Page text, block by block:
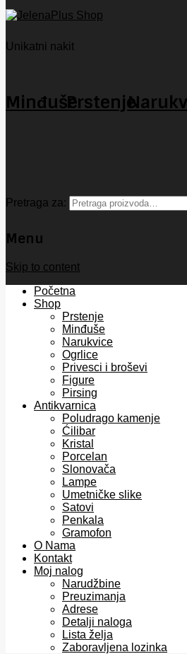
Unikatni nakit
MinđušePrstenje
Pretraga za:
Menu
Skip to content
Početna
Shop
Prstenje
Minđuše
Narukvice
Ogrlice
Privesci i broševi
Figure
Pirsing
Antikvarnica
Poludrago kamenje
Ćilibar
Kristal
Porcelan
Slonovača
Lampe
Umetničke slike
Satovi
Penkala
Gramofon
O Nama
Kontakt
Moj nalog
Narudžbine
Preuzimanja
Adrese
Detalji naloga
Lista želja
Zaboravljena lozinka